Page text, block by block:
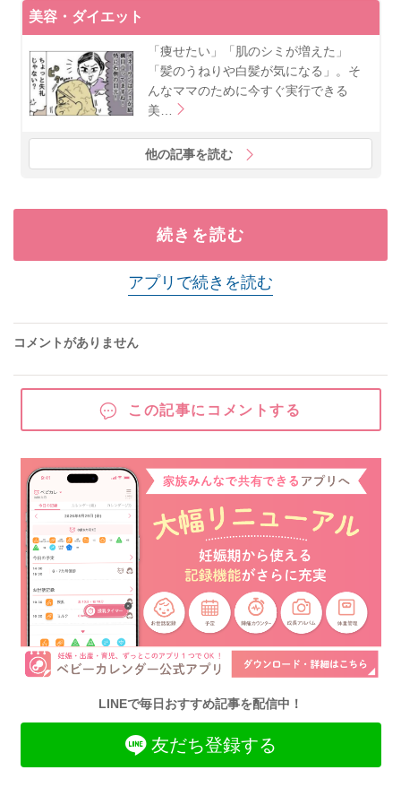
美容・ダイエット
「痩せたい」「肌のシミが増えた」
「髪のうねりや白髪が気になる」。そ
んなママのために今すぐ実行できる
美…
他の記事を読む
続きを読む
アプリで続きを読む
コメントがありません
この記事にコメントする
LINEで毎日おすすめ記事を配信中！
友だち登録する